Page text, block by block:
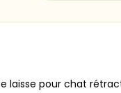
pour chat